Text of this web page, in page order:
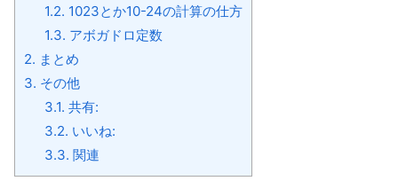
1.2. 1023とか10-24の計算の仕方
1.3. アボガドロ定数
2. まとめ
3. その他
3.1. 共有:
3.2. いいね:
3.3. 関連